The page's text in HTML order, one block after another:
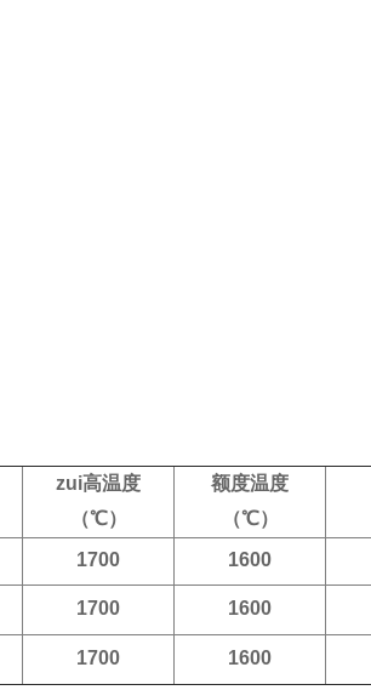
zui高温度
（℃）
额度温度
（℃）
1700 1600
1700 1600
1700 1600